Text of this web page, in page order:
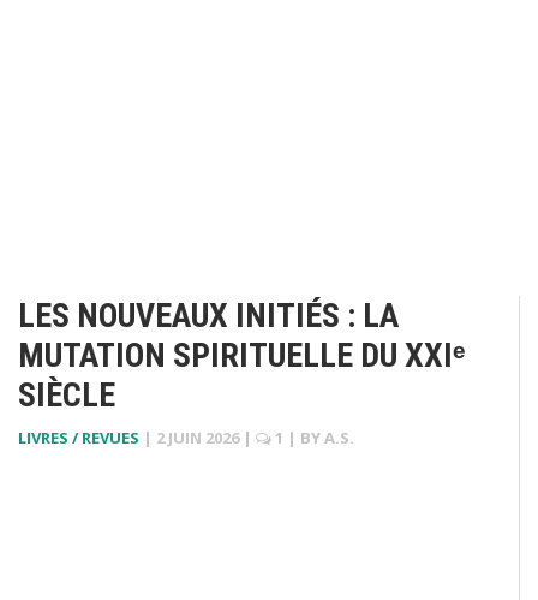
LES NOUVEAUX INITIÉS : LA
MUTATION SPIRITUELLE DU XXIᵉ
SIÈCLE
LIVRES / REVUES | 2 JUIN 2026 | 1 | BYA.S.